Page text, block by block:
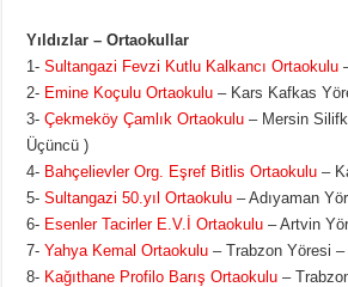
Yıldızlar – Ortaokullar
1-Sultangazi Fevzi Kutlu Kalkancı Ortaokulu
2- Emine Koçulu Ortaokulu – Kars Kafkas
3-Çekmeköy Çamlık Ortaokulu – Mersin
Üçüncü )
4- Bahçelievler Org. Eşref Bitlis Ortaokulu –
5-Sultangazi 50.yıl Ortaokulu – Adıyaman
6- Esenler Tacirler E.V.İ Ortaokulu – Artvin
7-Yahya Kemal Ortaokulu – Trabzon Yöresi
8- Kağıthane Profilo Barış Ortaokulu –